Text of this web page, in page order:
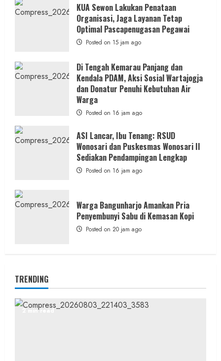
KUA Sewon Lakukan Penataan
Organisasi, Jaga Layanan Tetap
Optimal Pascapenugasan Pegawai
Posted on 15 jam ago
Di Tengah Kemarau Panjang dan
Kendala PDAM, Aksi Sosial Wartajogja
dan Donatur Penuhi Kebutuhan Air
Warga
Posted on 16 jam ago
ASI Lancar, Ibu Tenang: RSUD
Wonosari dan Puskesmas Wonosari II
Sediakan Pendampingan Lengkap
Posted on 16 jam ago
Warga Bangunharjo Amankan Pria
Penyembunyi Sabu di Kemasan Kopi
Posted on 20 jam ago
TRENDING
2 min read